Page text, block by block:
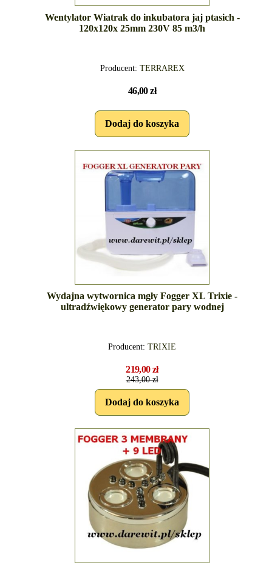
Wentylator Wiatrak do inkubatora jaj ptasich -
120x120x 25mm 230V 85 m3/h
Producent: TERRAREX
46,00 zł
Wydajna wytwornica mgły Fogger XL Trixie -
ultradźwiękowy generator pary wodnej
Producent: TRIXIE
219,00 zł
243,00 zł